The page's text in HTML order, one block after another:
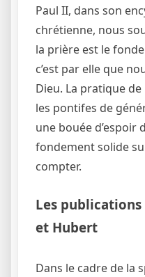
Paul II, dans son
chrétienne, nous
la prière est le
c’est par elle que
Dieu. La pratique
les pontifes de
une bouée d’espoir
fondement solide
compter.
Les
et Hubert
Dans le cadre de la